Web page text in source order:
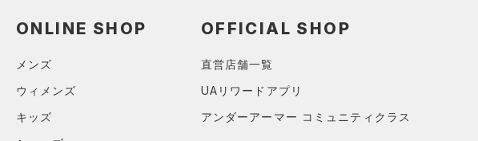
パーカー&トレーナー （4）
ONLINE SHOP
メンズ
ウィメンズ
キッズ
OFFICIAL SHOP
直営店舗一覧
UAリワードアプリ
アンダーアーマー コミュニティクラス